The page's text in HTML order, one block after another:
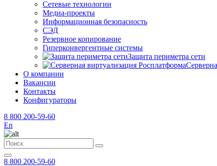
Сетевые технологии
Медиа-проекты
Информационная безопасность
СЭД
Резервное копирование
Гиперконвергентные системы
Защита периметра сети
О компании
Вакансии
Контакты
Конфигураторы
8 800 200-59-60
En
8 800 200-59-60